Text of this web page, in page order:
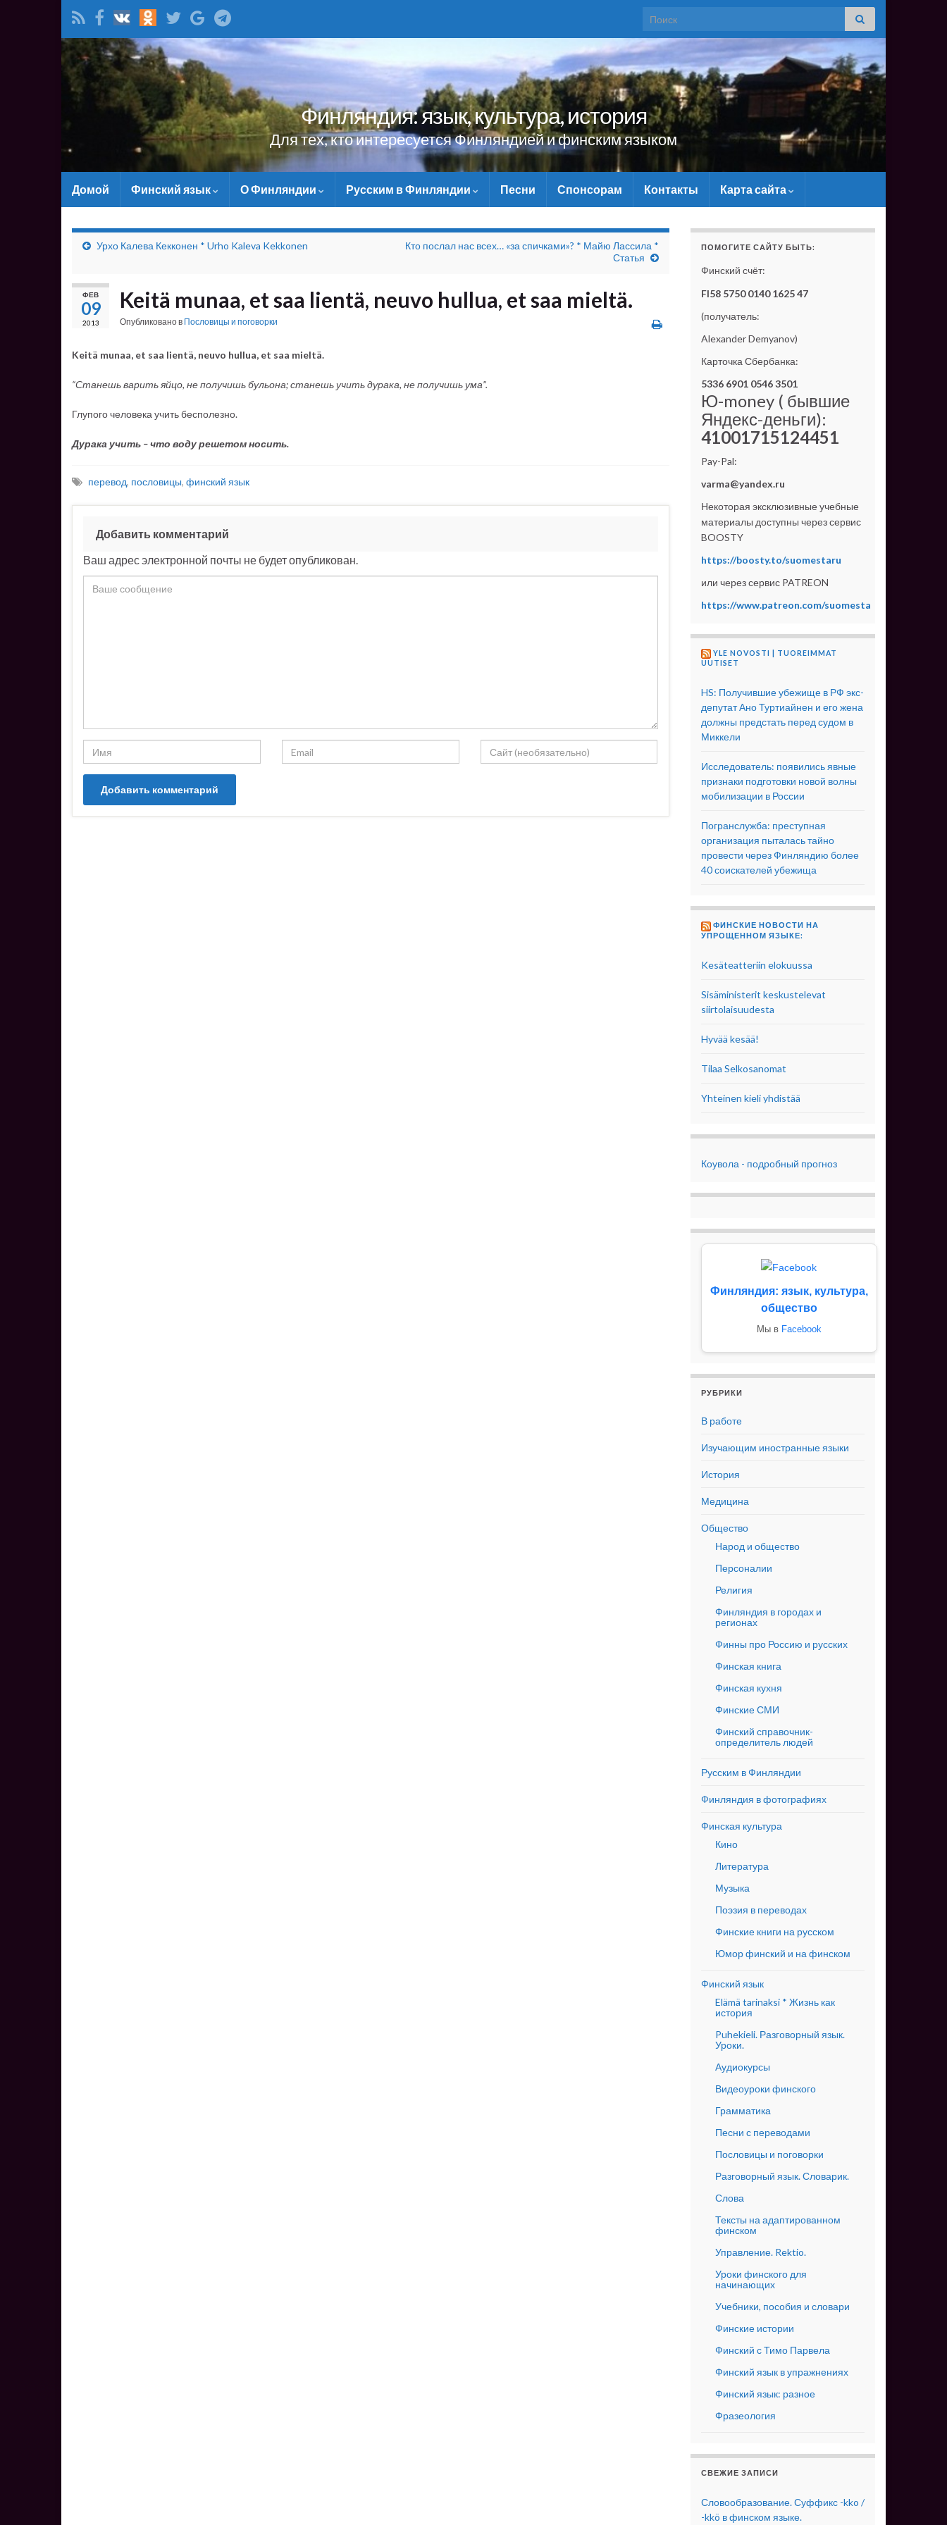
Search for:
Финляндия: язык, культура, история
Для тех, кто интересуется Финляндией и финским языком
Домой Финский язык О Финляндии Русским в Финляндии Песни Спонсорам Контакты Карта сайта
Урхо Калева Кекконен * Urho Kaleva Kekkonen
Кто послал нас всех… «за спичками»? * Майю Лассила *
Статья
ФЕВ
09
2013
Keitä munaa, et saa lientä, neuvo hullua, et saa mieltä.
Опубликовано в Пословицы и поговорки
Keitä munaa, et saa lientä, neuvo hullua, et saa mieltä.
“Станешь варить яйцо, не получишь бульона; станешь учить дурака, не получишь ума”.
Глупого человека учить бесполезно.
Дурака учить – что воду решетом носить.
перевод, пословицы, финский язык
Добавить комментарий
Ваш адрес электронной почты не будет опубликован.
ПОМОГИТЕ САЙТУ БЫТЬ:
Финский счёт:
FI58 5750 0140 1625 47
(получатель:
Alexander Demyanov)
Карточка Сбербанка:
5336 6901 0546 3501
Ю-money ( бывшие
Яндекс-деньги):
41001715124451
Pay-Pal:
varma@yandex.ru
Некоторая эксклюзивные учебные
материалы доступны через сервис
BOOSTY
https://boosty.to/suomestaru
или через сервис PATREON
https://www.patreon.com/suomesta
YLE NOVOSTI | TUOREIMMAT
UUTISET
HS: Получившие убежище в РФ экс-
депутат Ано Туртиайнен и его жена
должны предстать перед судом в
Миккели
Исследователь: появились явные
признаки подготовки новой волны
мобилизации в России
Погранслужба: преступная
организация пыталась тайно
провести через Финляндию более
40 соискателей убежища
ФИНСКИЕ НОВОСТИ НА
УПРОЩЕННОМ ЯЗЫКЕ:
Kesäteatteriin elokuussa
Sisäministerit keskustelevat
siirtolaisuudesta
Hyvää kesää!
Tilaa Selkosanomat
Yhteinen kieli yhdistää
Коувола - подробный прогноз
Финляндия: язык, культура,
общество
Мы в Facebook
РУБРИКИ
В работе
Изучающим иностранные языки
История
Медицина
Общество
Народ и общество
Персоналии
Религия
Финляндия в городах и
регионах
Финны про Россию и русских
Финская книга
Финская кухня
Финские СМИ
Финский справочник-
определитель людей
Русским в Финляндии
Финляндия в фотографиях
Финская культура
Кино
Литература
Музыка
Поэзия в переводах
Финские книги на русском
Юмор финский и на финском
Финский язык
Elämä tarinaksi * Жизнь как
история
Puhekieli. Разговорный язык.
Уроки.
Аудиокурсы
Видеоуроки финского
Грамматика
Песни с переводами
Пословицы и поговорки
Разговорный язык. Словарик.
Слова
Тексты на адаптированном
финском
Управление. Rektio.
Уроки финского для
начинающих
Учебники, пособия и словари
Финские истории
Финский с Тимо Парвела
Финский язык в упражнениях
Финский язык: разное
Фразеология
СВЕЖИЕ ЗАПИСИ
Словообразование. Суффикс -kko /
-kkö в финском языке.